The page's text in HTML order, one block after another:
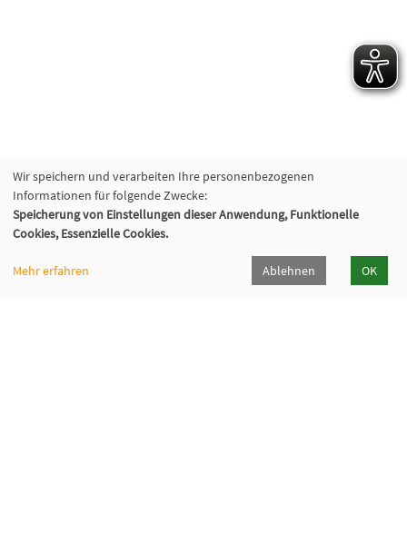
Wir speichern und verarbeiten Ihre personenbezogenen
Informationen für folgende Zwecke:
Speicherung von Einstellungen dieser Anwendung, Funktionelle
Cookies, Essenzielle Cookies.
Mehr erfahren Ablehnen OK